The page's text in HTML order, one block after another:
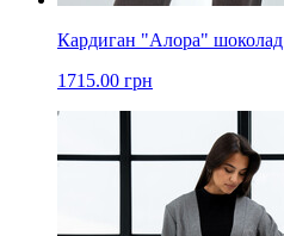
Кардиган "Алора" шоколад
1715.00 грн